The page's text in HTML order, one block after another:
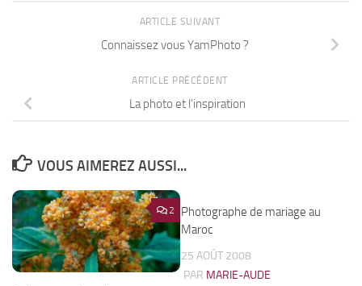
ARTICLE SUIVANT
Connaissez vous YamPhoto ?
ARTICLE PRÉCÉDENT
La photo et l’inspiration
VOUS AIMEREZ AUSSI...
2
Photographe de mariage au
Maroc
25 AOÛT 2008
PAR MARIE-AUDE